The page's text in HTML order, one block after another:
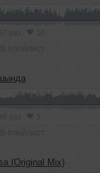
(Original Mix)